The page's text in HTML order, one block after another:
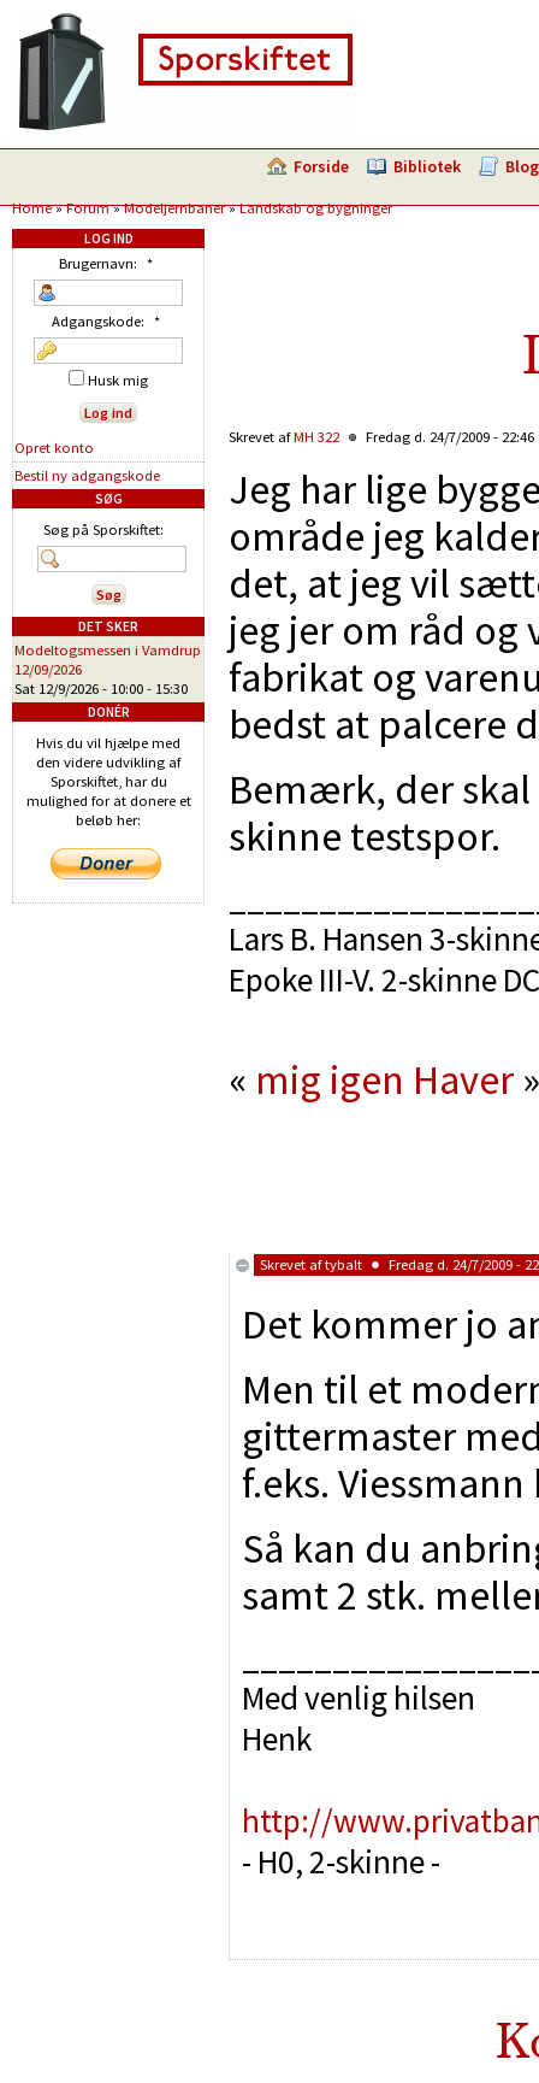
Forside Bibliotek Blog
Home»Forum»Modeljernbaner»Landskab og bygninger
Skrevet afMH 322 Fredag d. 24/7/2009 - 22:46
Jeg har lige
område jeg
det, at jeg vil
jeg jer om råd
fabrikat og
bedst at palcere
Bemærk, der skal
skinne testspor.
Lars B. Hansen 3-
Epoke III-V. 2-skinne
« mig igen Haver»
Skrevet aftybalt Fredag d. 24/7/2009 -
Det kommer jo
Men til et
gittermaster
f.eks.
Så kan du
samt 2 stk.
Med venlig hilsen
Henk
http://
- H0, 2-skinne -
LOG IND
Brugernavn: *
Adgangskode: *
Husk mig
Opret konto
Bestil ny adgangskode
SØG
Søg på Sporskiftet:
DET SKER
Modeltogsmessen i Vamdrup
12/09/2026
Sat 12/9/2026 - 10:00 - 15:30
DONÉR
Hvis du vil hjælpe med
den videre udvikling af
Sporskiftet, har du
mulighed for at donere et
beløb her: